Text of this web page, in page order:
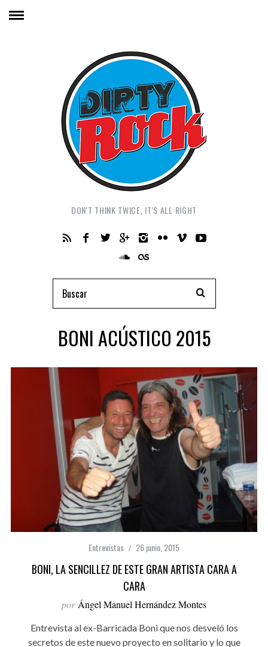
DON'T THINK TWICE, IT'S ALL RIGHT
BONI ACÚSTICO 2015
Entrevistas 26 junio, 2015
BONI, LA SENCILLEZ DE ESTE GRAN ARTISTA CARA A
CARA
por Ángel Manuel Hernández Montes
Entrevista al ex-Barricada Boni que nos desveló los
secretos de este nuevo proyecto en solitario y lo que